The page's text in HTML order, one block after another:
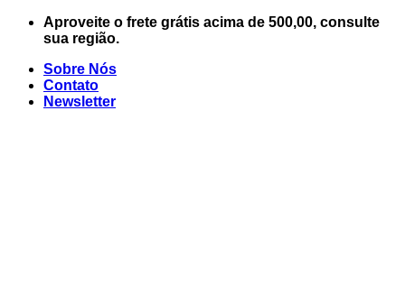
Skip
Aproveite o frete grátis acima de 500,00, consulte
sua região.
Sobre Nós
Contato
Newsletter